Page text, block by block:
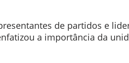
de partidos e
a importância da